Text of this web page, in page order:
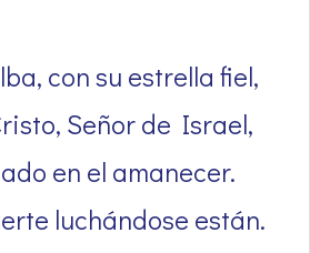
con su estrella fiel,
Señor de Israel,
en el amanecer.
luchándose están.